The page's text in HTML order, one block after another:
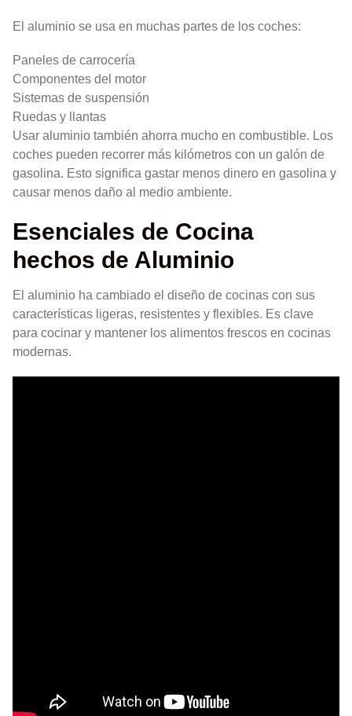
El aluminio se usa en muchas partes de los coches:
Paneles de carrocería
Componentes del motor
Sistemas de suspensión
Ruedas y llantas
Usar aluminio también ahorra mucho en combustible. Los
coches pueden recorrer más kilómetros con un galón de
gasolina. Esto significa gastar menos dinero en gasolina y
causar menos daño al medio ambiente.
Esenciales de Cocina
hechos de Aluminio
El aluminio ha cambiado el diseño de cocinas con sus
características ligeras, resistentes y flexibles. Es clave
para cocinar y mantener los alimentos frescos en cocinas
modernas.